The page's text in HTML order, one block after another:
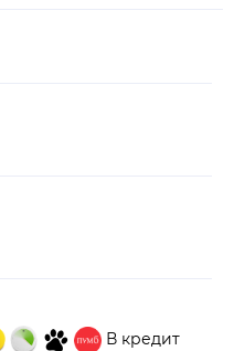
В кредит